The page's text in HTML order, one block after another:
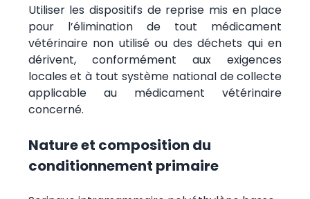
Utiliser les dispositifs de reprise mis en place
pour l’élimination de tout médicament
vétérinaire non utilisé ou des déchets qui en
dérivent, conformément aux exigences
locales et à tout système national de collecte
applicable au médicament vétérinaire
concerné.
Nature et composition du
conditionnement primaire